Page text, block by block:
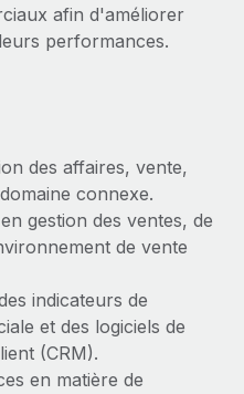
sociaux
d'aider les entreprises de
payer...
55 employés
à Remote
en matière de
encourage les...
afin d'améliorer
performances.
des affaires, vente,
connexe.
gestion des ventes, de
de vente
indicateurs de
et des logiciels de
(CRM).
en matière de